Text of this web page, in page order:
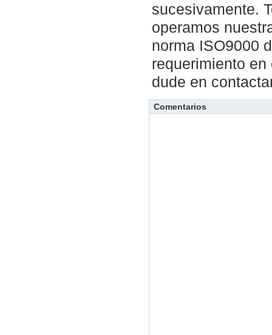
sucesivamente.
operamos
norma ISO9000
requerimiento
dude en
Comentarios